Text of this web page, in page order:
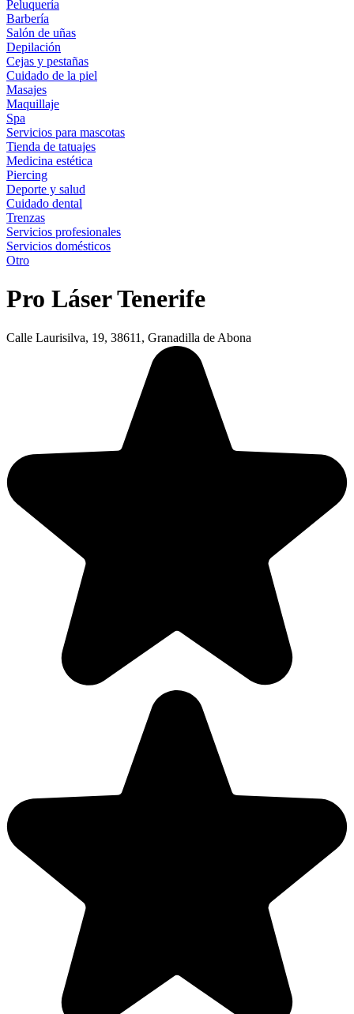
Peluquería
Barbería
Salón de uñas
Depilación
Cejas y pestañas
Cuidado de la piel
Masajes
Maquillaje
Spa
Servicios para mascotas
Tienda de tatuajes
Medicina estética
Piercing
Deporte y salud
Cuidado dental
Trenzas
Servicios profesionales
Servicios domésticos
Otro
Pro Láser Tenerife
Calle Laurisilva, 19, 38611, Granadilla de Abona